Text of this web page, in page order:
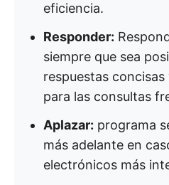
eficiencia.
Responder:
siempre que sea
respuestas
para las consultas
Aplazar: programa
más adelante en
electrónicos más